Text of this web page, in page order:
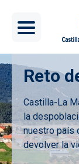
Reto
Castilla-La
la
nuestro país
devolver la
Imagen